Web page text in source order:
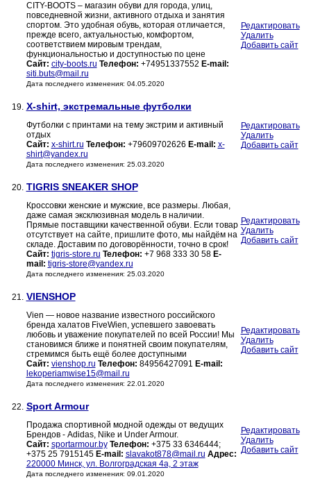
CITY-BOOTS – магазин обуви для города, улиц,
повседневной жизни, активного отдыха и занятия
спортом. Это удобная обувь, которая отличается,
прежде всего, актуальностью, комфортом,
соответствием мировым трендам,
функциональностью и доступностью по цене
Сайт: city-boots.ru Телефон: +74951337552 E-mail:
siti.buts@mail.ru
Дата последнего изменения: 04.05.2020
Редактировать
Удалить
Добавить сайт
19. X-shirt, экстремальные футболки
Футболки с принтами на тему экстрим и активный
отдых
Сайт: x-shirt.ru Телефон: +79609702626 E-mail: x-
shirt@yandex.ru
Дата последнего изменения: 25.03.2020
Редактировать
Удалить
Добавить сайт
20. TIGRIS SNEAKER SHOP
Кроссовки женские и мужские, все размеры. Любая,
даже самая эксклюзивная модель в наличии.
Прямые поставщики качественной обуви. Если товар
отсутствует на сайте, пришлите фото, мы найдём на
складе. Доставим по договорённости, точно в срок!
Сайт: tigris-store.ru Телефон: +7 968 333 30 58 E-
mail: tigris-store@yandex.ru
Дата последнего изменения: 25.03.2020
Редактировать
Удалить
Добавить сайт
21. VIENSHOP
Vien — новое название известного российского
бренда халатов FiveWien, успевшего завоевать
любовь и уважение покупателей по всей России! Мы
становимся ближе и понятней своим покупателям,
стремимся быть ещё более доступными
Сайт: vienshop.ru Телефон: 84956427091 E-mail:
lekoperiamwise15@mail.ru
Дата последнего изменения: 22.01.2020
Редактировать
Удалить
Добавить сайт
22. Sport Armour
Продажа спортивной модной одежды от ведущих
Брендов - Adidas, Nike и Under Armour.
Сайт: sportarmour.by Телефон: +375 33 6346444;
+375 25 7915145 E-mail: slavakot878@mail.ru Адрес:
220000 Минск, ул. Волгоградская 4а, 2 этаж
Дата последнего изменения: 09.01.2020
Редактировать
Удалить
Добавить сайт